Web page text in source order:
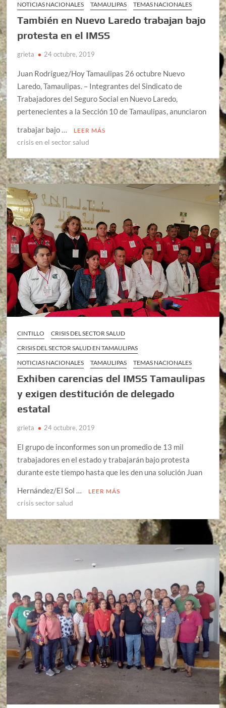
NOTICIAS NACIONALES
TAMAULIPAS TEMAS NACIONALES
También en Nuevo Laredo trabajan bajo
protesta en el IMSS
grieta 24 octubre, 2019
Juan Rodríguez/Hoy Tamaulipas 26 octubre Nuevo
Laredo, Tamaulipas. – Integrantes del Sindicato de
Trabajadores del Seguro Social en Nuevo Laredo,
pertenecientes a la Sección 10 de Tamaulipas, anunciaron
trabajar bajo …
LEER MÁS
crisis en el sector salud
CINTILLO
CRISIS DEL SECTOR SALUD
CRISIS DEL SECTOR SALUD EN TAMAULIPAS
NOTICIAS NACIONALES
TAMAULIPAS TEMAS NACIONALES
Exhiben carencias del IMSS Tamaulipas
y exigen destitución de delegado
estatal
grieta 24 octubre, 2019
El grupo de inconformes son un promedio de 13 mil
trabajadores en el estado y trabajarán bajo protesta
durante este tiempo hasta que les den una solución Juan
Hernández/El Sol …
LEER MÁS
crisis sector salud